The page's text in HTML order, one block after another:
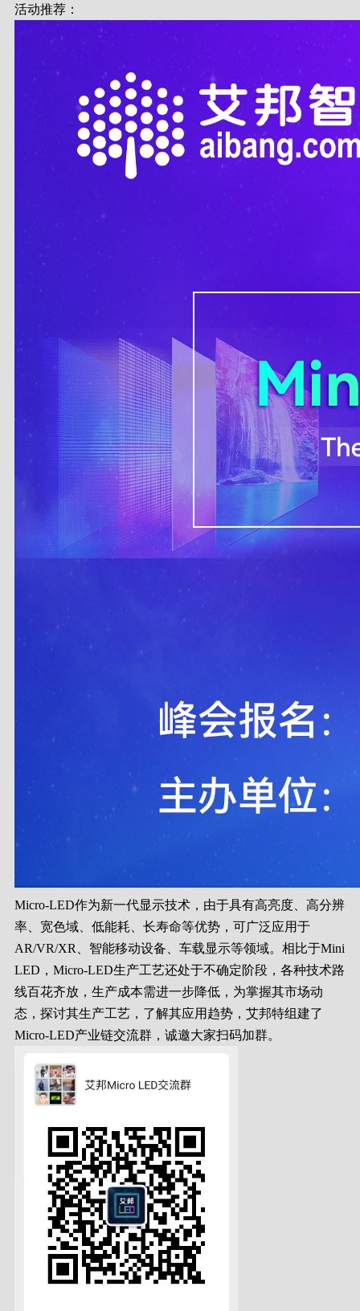
活动推荐：
Micro-LED作为新一代显示技术，由于具有高亮度、高分辨
率、宽色域、低能耗、长寿命等优势，可广泛应用于
AR/VR/XR、智能移动设备、车载显示等领域。相比于Mini
LED，Micro-LED生产工艺还处于不确定阶段，各种技术路
线百花齐放，生产成本需进一步降低，为掌握其市场动
态，探讨其生产工艺，了解其应用趋势，艾邦特组建了
Micro-LED产业链交流群，诚邀大家扫码加群。